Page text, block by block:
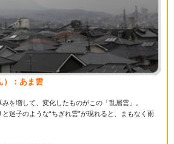
）：あま雲
を増して、変化したものがこの「乱層雲」。
迷子のような“ちぎれ雲”が現れると、まもなく雨